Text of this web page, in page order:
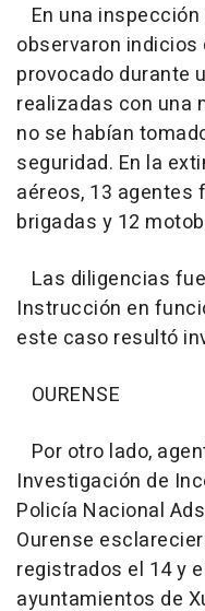
En una
observaron
provocado durante
realizadas con una
no se habían
seguridad. En la
aéreos, 13 agentes
brigadas y 12
Las diligencias
Instrucción en
este caso resultó
OURENSE
Por otro lado,
Investigación de
Policía Nacional
Ourense
registrados el 14 y
ayuntamientos de